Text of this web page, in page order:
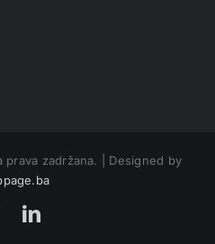
prava zadržana. | Designed by
FacebookLinkedIn